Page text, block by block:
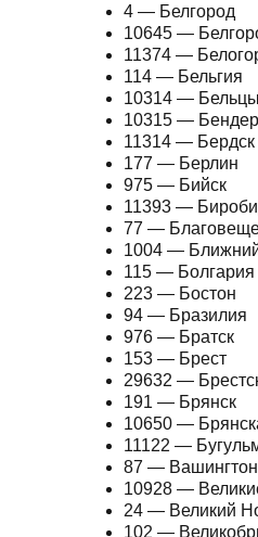
4 — Белгород
10645 —
11374 —
114 — Бельгия
10314 — Бельцы
10315 —
11314 — Бердск
177 — Берлин
975 — Бийск
11393 —
77 —
1004 —
115 — Болгария
223 — Бостон
94 — Бразилия
976 — Братск
153 — Брест
29632 —
191 — Брянск
10650 —
11122 —
87 — Вашингтон
10928 —
24 — Великий
102 —